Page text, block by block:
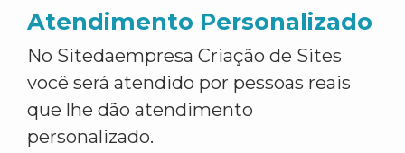
Atendimento Personalizado
No Sitedaempresa Criação de Sites
você será atendido por pessoas reais
que lhe dão atendimento
personalizado.